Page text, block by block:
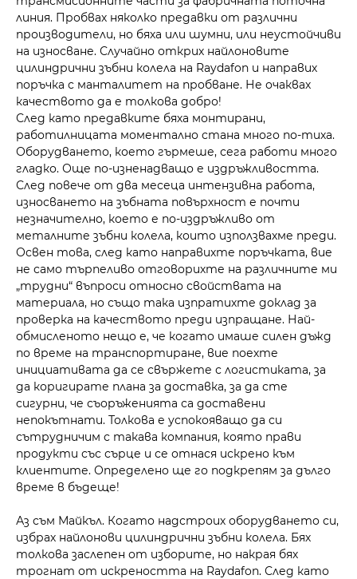
линия. Пробвах няколко предавки от различни
производители, но бяха или шумни, или неустойчиви
на износване. Случайно открих найлоновите
цилиндрични зъбни колела на Raydafon и направих
поръчка с манталитет на пробване. Не очаквах
качеството да е толкова добро!
След като предавките бяха монтирани,
работилницата моментално стана много по-тиха.
Оборудването, което гърмеше, сега работи много
гладко. Още по-изненадващо е издръжливостта.
След повече от два месеца интензивна работа,
износването на зъбната повърхност е почти
незначително, което е по-издръжливо от
металните зъбни колела, които използвахме преди.
Освен това, след като направихте поръчката, вие
не само търпеливо отговорихте на различните ми
„трудни“ въпроси относно свойствата на
материала, но също така изпратихте доклад за
проверка на качеството преди изпращане. Най-
обмисленото нещо е, че когато имаше силен дъжд
по време на транспортиране, вие поехте
инициативата да се свържете с логистиката, за
да коригирате плана за доставка, за да сте
сигурни, че съоръженията са доставени
непокътнати. Толкова е успокояващо да си
сътрудничим с такава компания, която прави
продукти със сърце и се отнася искрено към
клиентите. Определено ще го подкрепям за дълго
време в бъдеще!
Аз съм Майкъл. Когато надстроих оборудването си,
избрах найлонови цилиндрични зъбни колела. Бях
толкова заслепен от изборите, но накрая бях
трогнат от искреността на Raydafon. След като